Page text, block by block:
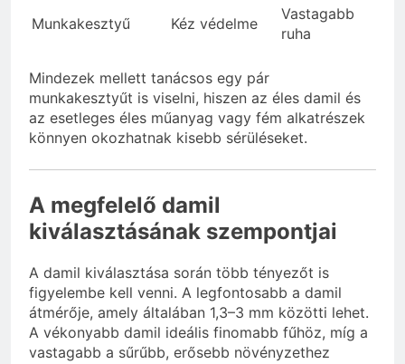
Munkakesztyű
Kéz védelme
Vastagabb
ruha
Mindezek mellett tanácsos egy pár
munkakesztyűt is viselni, hiszen az éles damil és
az esetleges éles műanyag vagy fém alkatrészek
könnyen okozhatnak kisebb sérüléseket.
A megfelelő damil
kiválasztásának szempontjai
A damil kiválasztása során több tényezőt is
figyelembe kell venni. A legfontosabb a damil
átmérője, amely általában 1,3–3 mm közötti lehet.
A vékonyabb damil ideális finomabb fűhöz, míg a
vastagabb a sűrűbb, erősebb növényzethez